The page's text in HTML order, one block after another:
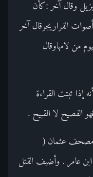
وقال آخر :كأن
الفراريجوقال آخر
من لامهاوقال
إذا ثبتت القراءة
الفصيح لا القبيح .
مصحف عثمان (
ابن عامر . وأضيف القتل